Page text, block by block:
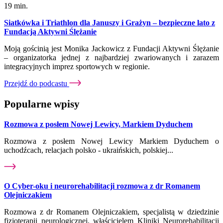
19 min.
Siatkówka i Triathlon dla Januszy i Grażyn – bezpieczne lato z
Fundacją Aktywni Ślężanie
Moją gościnią jest Monika Jackowicz z Fundacji Aktywni Ślężanie
– organizatorka jednej z najbardziej zwariowanych i zarazem
integracyjnych imprez sportowych w regionie.
Przejdź do podcastu
Popularne wpisy
Rozmowa z posłem Nowej Lewicy, Markiem Dyduchem
Rozmowa z posłem Nowej Lewicy Markiem Dyduchem o
uchodźcach, relacjach polsko - ukraińskich, polskiej...
O Cyber-oku i neurorehabilitacji rozmowa z dr Romanem
Olejniczakiem
Rozmowa z dr Romanem Olejniczakiem, specjalistą w dziedzinie
fizjoterapii neurologicznej, właścicielem Kliniki Neurorehabilitacji